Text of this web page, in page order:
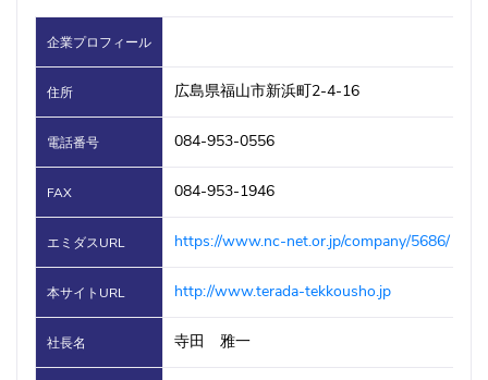
企業プロフィール
住所 広島県福山市新浜町2-4-16
電話番号 084-953-0556
FAX 084-953-1946
エミダスURL https://www.nc-net.or.jp/company/5686/
本サイトURL http://www.terada-tekkousho.jp
社長名 寺田 雅一